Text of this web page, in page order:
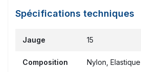
Spécifications techniques
Jauge 15
Composition Nylon, Elastique